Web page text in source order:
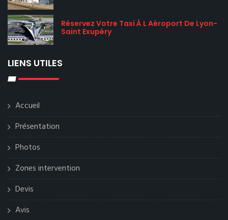
Réservez Votre Taxi À L Aéroport De Lyon-
Saint Exupéry
LIENS UTILES
Accueil
Présentation
Photos
Zones intervention
Devis
Avis